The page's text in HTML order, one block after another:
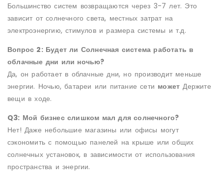
Большинство систем возвращаются через 3-7 лет. Это
зависит от солнечного света, местных затрат на
электроэнергию, стимулов и размера системы и т.д.
Вопрос 2: Будет ли Солнечная система работать в
облачные дни или ночью?
Да, он работает в облачные дни, но производит меньше
энергии. Ночью, батареи или питание сети может Держите
вещи в ходе.
Q3: Мой бизнес слишком мал для солнечного?
Нет! Даже небольшие магазины или офисы могут
сэкономить с помощью панелей на крыше или общих
солнечных установок, в зависимости от использования
пространства и энергии.